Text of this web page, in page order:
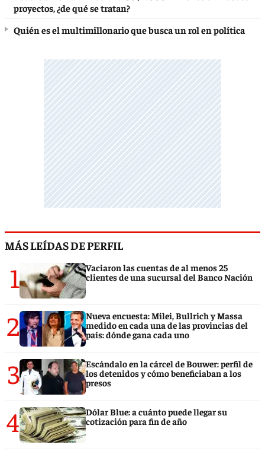
proyectos, ¿de qué se tratan?
Quién es el multimillonario que busca un rol en política
MÁS LEÍDAS DE PERFIL
1
Vaciaron las cuentas de al menos 25
clientes de una sucursal del Banco Nación
2
Nueva encuesta: Milei, Bullrich y Massa
medido en cada una de las provincias del
país: dónde gana cada uno
3
Escándalo en la cárcel de Bouwer: perfil de
los detenidos y cómo beneficiaban a los
presos
4
Dólar Blue: a cuánto puede llegar su
cotización para fin de año